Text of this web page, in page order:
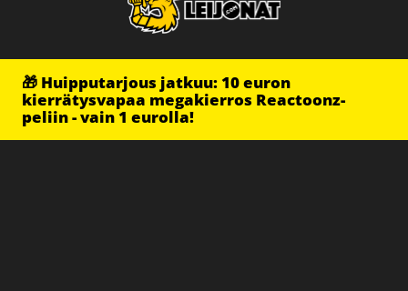
🎁 Huipputarjous jatkuu: 10 euron
kierrätysvapaa megakierros Reactoonz-
peliin - vain 1 eurolla!